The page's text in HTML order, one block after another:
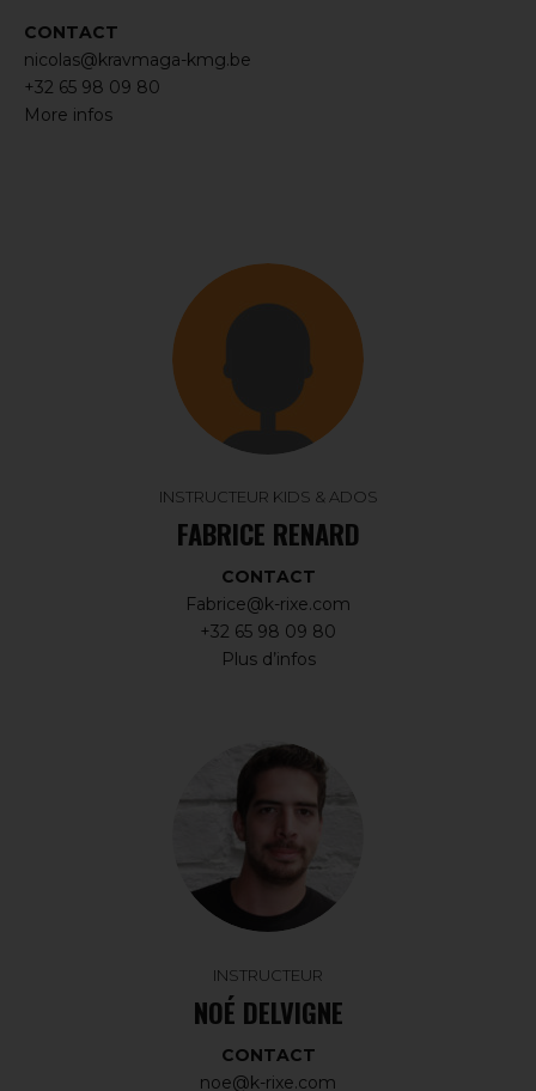
CONTACT
nicolas@kravmaga-kmg.be
+32 65 98 09 80
More infos
INSTRUCTEUR KIDS & ADOS
FABRICE RENARD
CONTACT
Fabrice@k-rixe.com
+32 65 98 09 80
Plus d’infos
INSTRUCTEUR
NOÉ DELVIGNE
CONTACT
noe@k-rixe.com